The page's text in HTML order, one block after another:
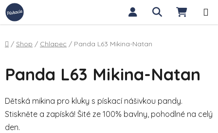
Přejít na obsah Hledat
Domů
/ Shop / Chlapec / Panda L63 Mikina-Natan
Panda L63 Mikina-Natan
Dětská mikina pro kluky s pískací nášivkou pandy.
Stiskněte a zapíská! Šité ze 100% bavlny, pohodlné na celý
den.